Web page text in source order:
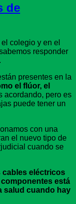
de
colegio y en el
responder
presentes en la
el flúor, el
acordando, pero es
puede tener un
con una
el nuevo tipo de
cuando se
cables eléctricos
está
salud cuando hay